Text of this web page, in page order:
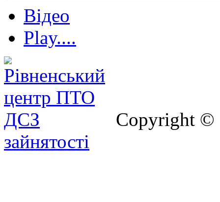
Відео
Play....
Copyright
зайнятості